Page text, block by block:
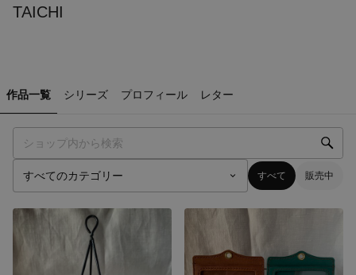
TAICHI
作品一覧 シリーズ プロフィール レター
すべて 販売中